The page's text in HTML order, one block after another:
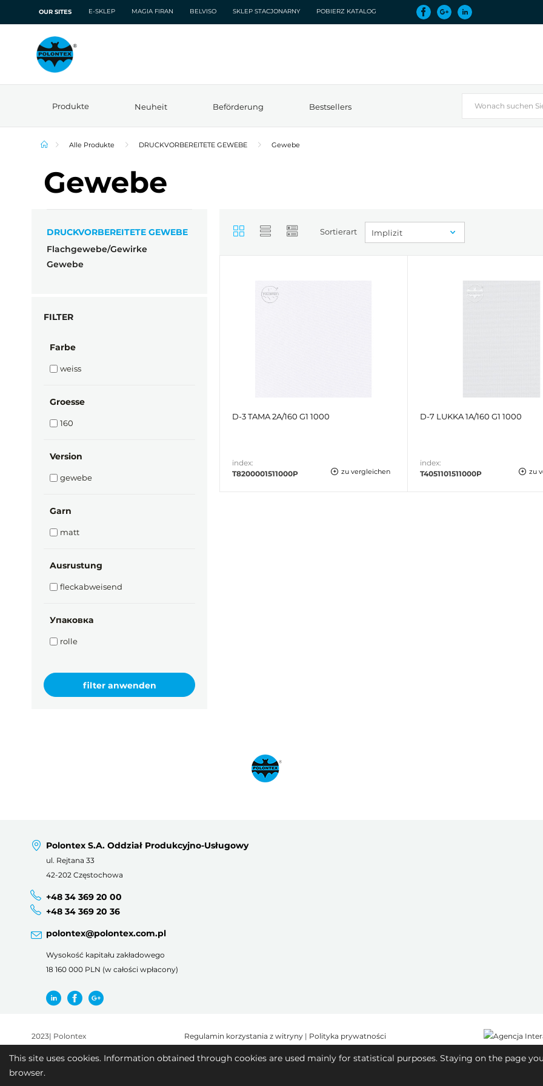
This site uses cookies. Information obtained through cookies are used mainly for statistical purposes. Staying on the page
browser.
OUR SITES E-SKLEP MAGIA FIRAN BELVISO SKLEP STACJONARNY POBIERZ KATALOG
Produkte Neuheit Beförderung Bestsellers
Alle Produkte DRUCKVORBEREITETE GEWEBE Gewebe
Gewebe
DRUCKVORBEREITETE GEWEBE
Flachgewebe/Gewirke
Gewebe
FILTER
Farbe
weiss
Groesse
160
Version
gewebe
Garn
matt
Ausrustung
fleckabweisend
Упаковка
rolle
Sortierart
D-3 TAMA 2A/160 G1 1000
index:
T8200001511000P
zu vergleichen
D-7 LUKKA 1A/160 G1 1000
index:
T4051101511000P
zu
Polontex S.A. Oddział Produkcyjno-Usługowy
ul. Rejtana 33
42-202 Częstochowa
+48 34 369 20 00
+48 34 369 20 36
polontex@polontex.com.pl
Wysokość kapitału zakładowego
18 160 000 PLN (w całości wpłacony)
2023| Polontex Regulamin korzystania z witryny| Polityka prywatności